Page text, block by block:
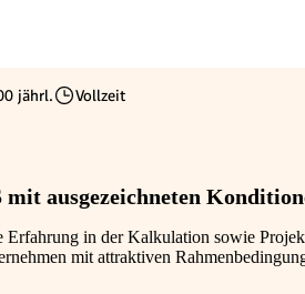
jährl.
Beschäftigungsart
Vollzeit
ausgezeichneten
Erfahrung in der Kalkulation sowie
mit attraktiven